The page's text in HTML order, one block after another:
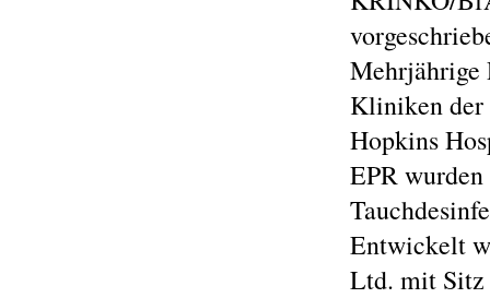
Mehrjährige
Kliniken der
Hopkins
EPR
Entwickelt
Ltd. mit Sitz